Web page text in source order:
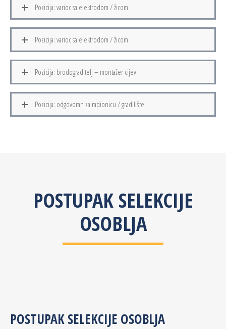
Pozicija: varioc sa elektrodom / žicom
Pozicija: varioc sa elektrodom / žicom
Pozicija: brodograditelj – montažer cijevi
Pozicija: odgovoran za radionicu / gradilište
POSTUPAK SELEKCIJE
OSOBLJA
POSTUPAK SELEKCIJE OSOBLJA